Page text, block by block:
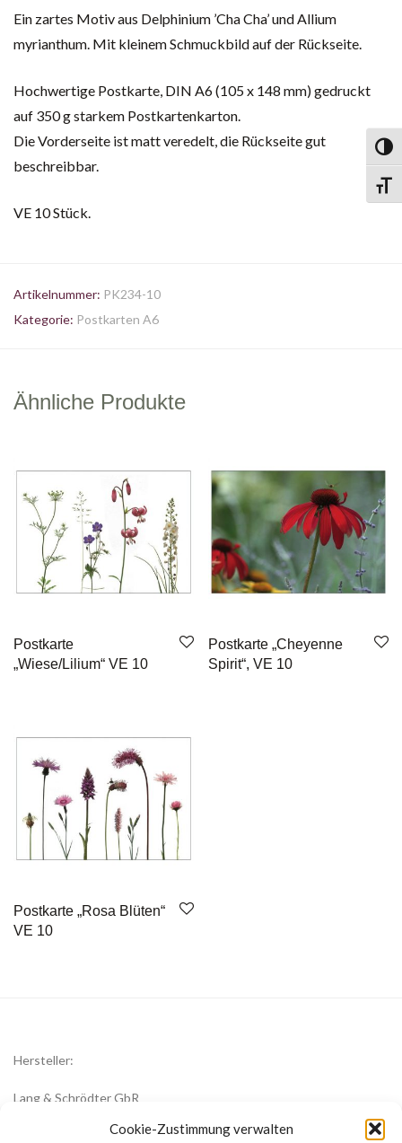
Cookie-Zustimmung verwalten
Ein zartes Motiv aus Delphinium ’Cha Cha’ und Allium
myrianthum. Mit kleinem Schmuckbild auf der Rückseite.
Hochwertige Postkarte, DIN A6 (105 x 148 mm) gedruckt
auf 350 g starkem Postkartenkarton.
Die Vorderseite ist matt veredelt, die Rückseite gut
beschreibbar.
VE 10 Stück.
Artikelnummer: PK234-10
Kategorie: Postkarten A6
Ähnliche Produkte
Postkarte
„Wiese/Lilium“ VE 10
Postkarte „Cheyenne
Spirit“, VE 10
Postkarte „Rosa Blüten“
VE 10
Hersteller:
Lang & Schrödter GbR
Königsberger Str. 8